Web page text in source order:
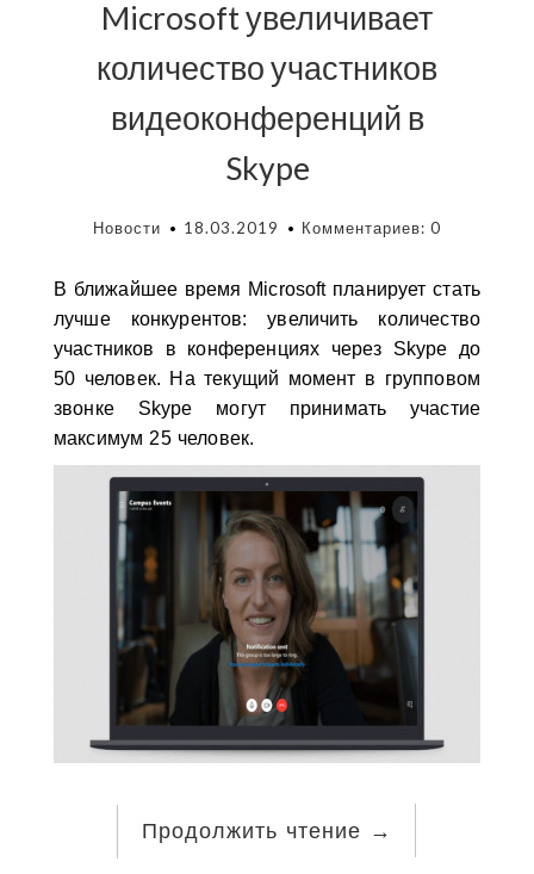
Microsoft увеличивает
количество участников
видеоконференций в
Skype
Новости 18.03.2019 Комментариев: 0
В ближайшее время Microsoft планирует стать
лучше конкурентов: увеличить количество
участников в конференциях через Skype до
50 человек. На текущий момент в групповом
звонке Skype могут принимать участие
максимум 25 человек.
Продолжить чтение →